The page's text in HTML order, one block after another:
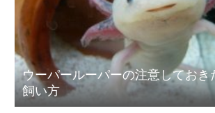
ウーパールーパーの注意しておき
飼い方